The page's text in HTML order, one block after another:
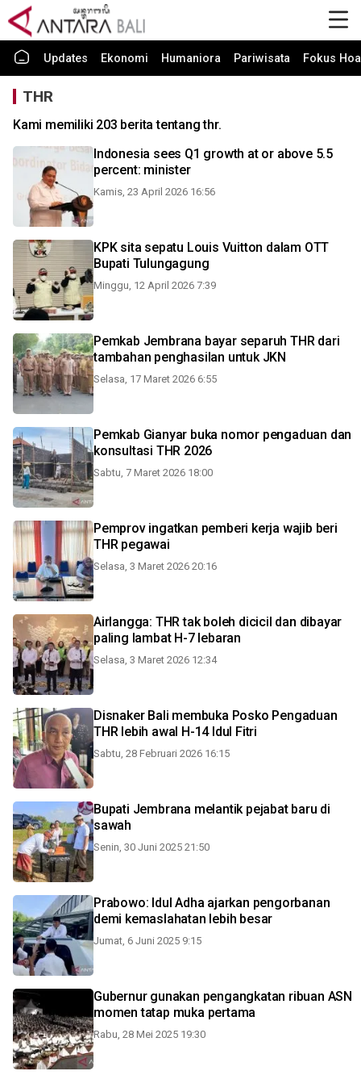
Updates Ekonomi Humaniora Pariwisata Fokus
THR
Kami memiliki 203 berita tentang thr.
Indonesia sees Q1 growth at or above 5.5
percent: minister
Kamis, 23 April 2026 16:56
KPK sita sepatu Louis Vuitton dalam OTT
Bupati Tulungagung
Minggu, 12 April 2026 7:39
Pemkab Jembrana bayar separuh THR dari
tambahan penghasilan untuk JKN
Selasa, 17 Maret 2026 6:55
Pemkab Gianyar buka nomor pengaduan dan
konsultasi THR 2026
Sabtu, 7 Maret 2026 18:00
Pemprov ingatkan pemberi kerja wajib beri
THR pegawai
Selasa, 3 Maret 2026 20:16
Airlangga: THR tak boleh dicicil dan dibayar
paling lambat H-7 lebaran
Selasa, 3 Maret 2026 12:34
Disnaker Bali membuka Posko Pengaduan
THR lebih awal H-14 Idul Fitri
Sabtu, 28 Februari 2026 16:15
Bupati Jembrana melantik pejabat baru di
sawah
Senin, 30 Juni 2025 21:50
Prabowo: Idul Adha ajarkan pengorbanan
demi kemaslahatan lebih besar
Jumat, 6 Juni 2025 9:15
Gubernur gunakan pengangkatan ribuan ASN
momen tatap muka pertama
Rabu, 28 Mei 2025 19:30